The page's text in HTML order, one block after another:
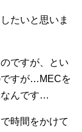
たいと思いま
ですが、とい
ですが…MECを
なんです…
時間をかけて